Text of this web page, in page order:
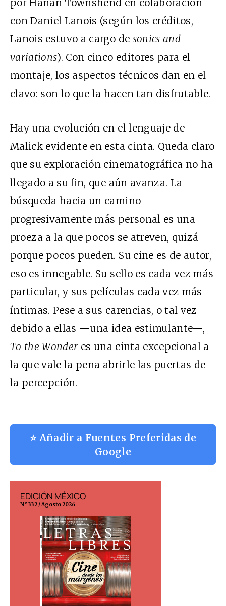
con Daniel Lanois (según los créditos,
Lanois estuvo a cargo de sonics and
variations). Con cinco editores para el
montaje, los aspectos técnicos dan en el
clavo: son lo que la hacen tan disfrutable.
Hay una evolución en el lenguaje de
Malick evidente en esta cinta. Queda claro
que su exploración cinematográfica no ha
llegado a su fin, que aún avanza. La
búsqueda hacia un camino
progresivamente más personal es una
proeza a la que pocos se atreven, quizá
porque pocos pueden. Su cine es de autor,
eso es innegable. Su sello es cada vez más
particular, y sus películas cada vez más
íntimas. Pese a sus carencias, o tal vez
debido a ellas —una idea estimulante—,
To the Wonder es una cinta excepcional a
la que vale la pena abrirle las puertas de
la percepción.
⭐ Añadir a Fuentes Preferidas de
Google
EDICIÓN MÉXICO
N° 332 / Agosto 2026